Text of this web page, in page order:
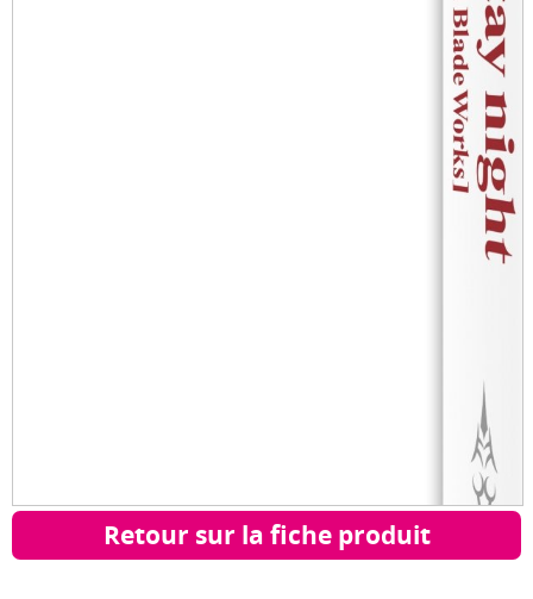
Retour sur la fiche produit